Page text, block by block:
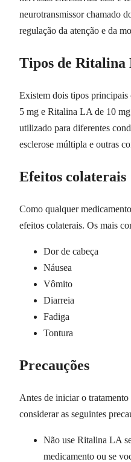
neurotransmissor chamado
regulação da atenção e da
Tipos de Ritalina
Existem dois tipos
5 mg e Ritalina LA de 10
utilizado para diferentes
esclerose múltipla e outras
Efeitos colaterais
Como qualquer
efeitos colaterais. Os mais
Dor de cabeça
Náusea
Vômito
Diarreia
Fadiga
Tontura
Precauções
Antes de iniciar o
considerar as seguintes
Não use Ritalina LA
medicamento ou se